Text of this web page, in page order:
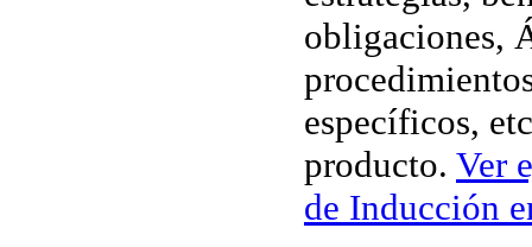
obligaciones,
específicos,
producto. Ver
de Inducción